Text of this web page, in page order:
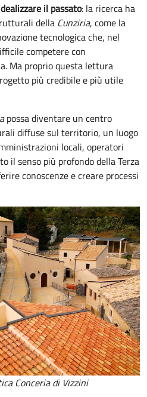
il passato: la ricerca ha
della Cunziria, come la
tecnologica che, nel
competere con
Ma proprio questa lettura
più credibile e più utile
possa diventare un centro
diffuse sul territorio, un luogo
locali, operatori
il senso più profondo della Terza
conoscenze e creare processi
Conceria di Vizzini